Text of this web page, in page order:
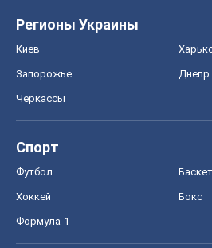
Регионы Украины
Киев
Запорожье Днепр
Черкассы
Спорт
Футбол
Хоккей Бокс
Формула-1